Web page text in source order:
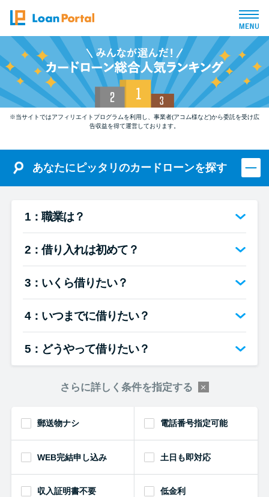
トップページ
おすすめコンテンツ
総合人気ランキング
とにかくすぐ借りたい方向け
審査が不安な方向け
カードローン診断
カードローンQ&A
カードローンの見直しで40万円
※当サイトではアフィリエイトプログラムを利用し、事業者(アコム様など)から委託を受け広
告収益を得て運営しております。
あなたにピッタリのカードローンを探す
1：職業は？
2：借り入れは初めて？
3：いくら借りたい？
4：いつまでに借りたい？
5：どうやって借りたい？
さらに詳しく条件を指定する
郵送物ナシ 電話番号指定可能
WEB完結申し込み 土日も即対応
収入証明書不要 低金利